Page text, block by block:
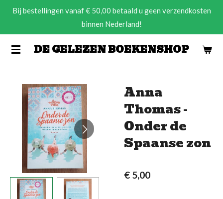
Ga
de
DE GELEZEN BOEKENSHOP
Bij bestellingen vanaf € 50,00 betaald u geen verzendkosten
binnen Nederland!
Anna
Thomas -
Onder de
Spaanse zon
€ 5,00